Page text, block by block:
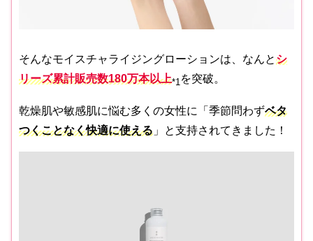
そんなモイスチャライジングローションは、なんとシ
リーズ累計販売数180万本以上*1 を突破。
乾燥肌や敏感肌に悩む多くの女性に「季節問わずベタ
つくことなく快適に使える 」と支持されてきました！